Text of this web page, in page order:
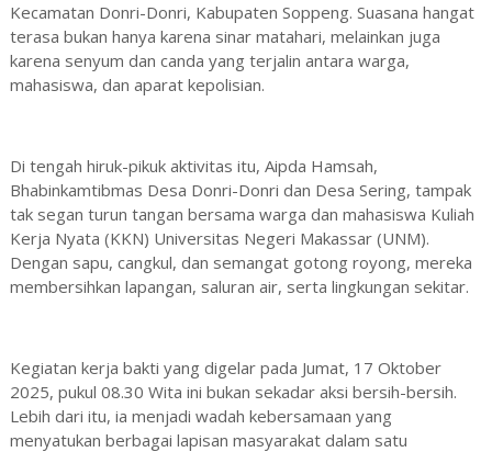
Kecamatan Donri-Donri, Kabupaten Soppeng. Suasana hangat
terasa bukan hanya karena sinar matahari, melainkan juga
karena senyum dan canda yang terjalin antara warga,
mahasiswa, dan aparat kepolisian.
Di tengah hiruk-pikuk aktivitas itu, Aipda Hamsah,
Bhabinkamtibmas Desa Donri-Donri dan Desa Sering, tampak
tak segan turun tangan bersama warga dan mahasiswa Kuliah
Kerja Nyata (KKN) Universitas Negeri Makassar (UNM).
Dengan sapu, cangkul, dan semangat gotong royong, mereka
membersihkan lapangan, saluran air, serta lingkungan sekitar.
Kegiatan kerja bakti yang digelar pada Jumat, 17 Oktober
2025, pukul 08.30 Wita ini bukan sekadar aksi bersih-bersih.
Lebih dari itu, ia menjadi wadah kebersamaan yang
menyatukan berbagai lapisan masyarakat dalam satu